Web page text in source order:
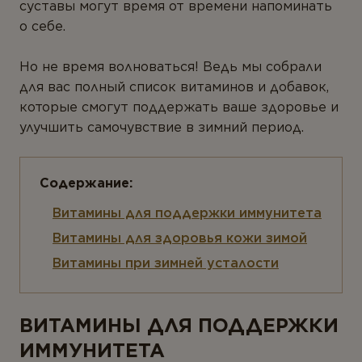
Омега-3
Витамины
Мультивитамины
Минералы
Пробиотики
Растения
суставы могут время от времени напоминать
о себе.
Но не время волноваться! Ведь мы собрали
для вас полный список витаминов и добавок,
которые смогут поддержать ваше здоровье и
улучшить самочувствие в зимний период.
Витамины для поддержки иммунитета
Витамины для здоровья кожи зимой
Витамины при зимней усталости
ВИТАМИНЫ ДЛЯ ПОДДЕРЖКИ
ИММУНИТЕТА